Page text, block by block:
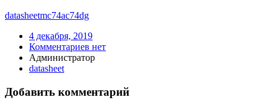
datasheetmc74ac74dg
4 декабря, 2019
Комментариев нет
Администратор
datasheet
Добавить комментарий